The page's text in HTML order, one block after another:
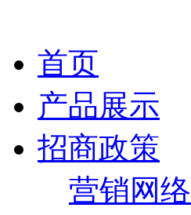
首页
产品展示
招商政策
营销网络